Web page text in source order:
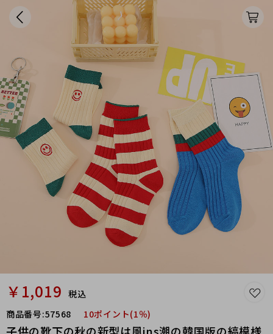
￥1,019 税込
商品番号:57568 10ポイント(1％)